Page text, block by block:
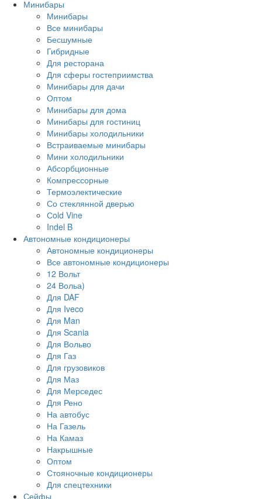
Минибары
Минибары
Все минибары
Бесшумные
Гибридные
Для ресторана
Для сферы гостеприимства
Минибары для дачи
Оптом
Минибары для дома
Минибары для гостиниц
Минибары холодильники
Встраиваемые минибары
Мини холодильники
Абсорбционные
Компрессорные
Термоэлектические
Со стеклянной дверью
Сold Vine
Indel B
Автономные кондиционеры
Автономные кондиционеры
Все автономные кондиционеры
12 Вольт
24 Вольа)
Для DAF
Для Iveco
Для Man
Для Scania
Для Вольво
Для Газ
Для грузовиков
Для Маз
Для Мерседес
Для Рено
На автобус
На Газель
На Камаз
Накрышные
Оптом
Стояночные кондиционеры
Для спецтехники
Сейфы